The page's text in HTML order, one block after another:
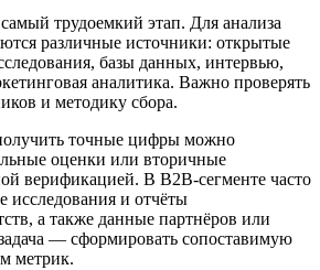
трудоемкий этап. Для анализа
различные источники: открытые
базы данных, интервью,
аналитика. Важно проверять
и методику сбора.
точные цифры можно
оценки или вторичные
верификацией. В B2B-сегменте часто
и отчёты
а также данные партнёров или
— сформировать сопоставимую
метрик.